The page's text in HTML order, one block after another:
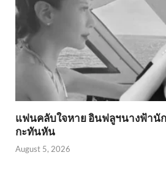
แฟนคลับใจหาย อินฟลูฯนางฟ้านั
กะทันหัน
August 5, 2026